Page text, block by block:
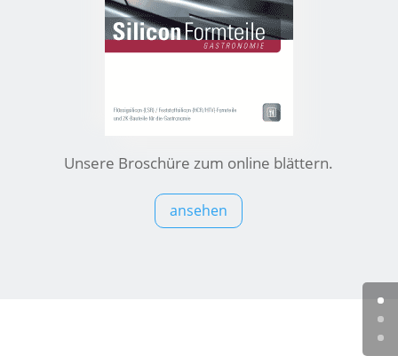
Unsere Broschüre zum online blättern.
ansehen